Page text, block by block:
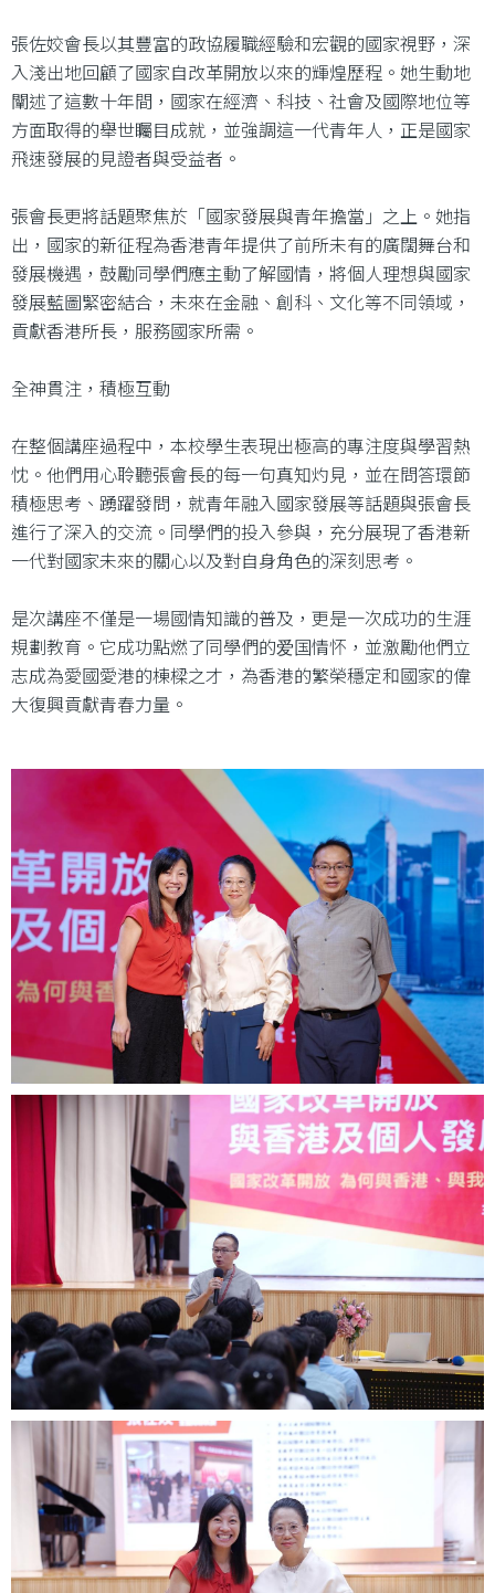
張佐姣會長以其豐富的政協履職經驗和宏觀的國家視野，深
入淺出地回顧了國家自改革開放以來的輝煌歷程。她生動地
闡述了這數十年間，國家在經濟、科技、社會及國際地位等
方面取得的舉世矚目成就，並強調這一代青年人，正是國家
飛速發展的見證者與受益者。
張會長更將話題聚焦於「國家發展與青年擔當」之上。她指
出，國家的新征程為香港青年提供了前所未有的廣闊舞台和
發展機遇，鼓勵同學們應主動了解國情，將個人理想與國家
發展藍圖緊密結合，未來在金融、創科、文化等不同領域，
貢獻香港所長，服務國家所需。
全神貫注，積極互動
在整個講座過程中，本校學生表現出極高的專注度與學習熱
忱。他們用心聆聽張會長的每一句真知灼見，並在問答環節
積極思考、踴躍發問，就青年融入國家發展等話題與張會長
進行了深入的交流。同學們的投入參與，充分展現了香港新
一代對國家未來的關心以及對自身角色的深刻思考。
是次講座不僅是一場國情知識的普及，更是一次成功的生涯
規劃教育。它成功點燃了同學們的爱国情怀，並激勵他們立
志成為愛國愛港的棟樑之才，為香港的繁榮穩定和國家的偉
大復興貢獻青春力量。